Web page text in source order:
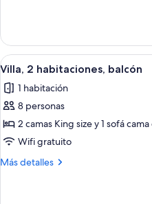
2
habitaciones,
balcón
Ver
todas
las
fotos
de
Villa,
2
7
Villa, 2 habitaciones, balcón
1 habitación
8 personas
2 camas King size y 1 sofá
Wifi gratuito
Más detalles
Más